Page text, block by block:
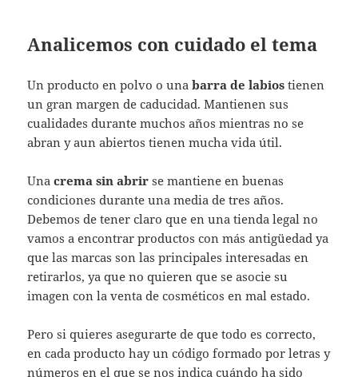
Analicemos con cuidado el tema
Un producto en polvo o unabarra de labios tienen
un gran margen de caducidad. Mantienen sus
cualidades durante muchos años mientras no se
abran y aun abiertos tienen mucha vida útil.
Unacrema sin abrir se mantiene en buenas
condiciones durante una media de tres años.
Debemos de tener claro que en una tienda legal no
vamos a encontrar productos con más antigüedad ya
que las marcas son las principales interesadas en
retirarlos, ya que no quieren que se asocie su
imagen con la venta de cosméticos en mal estado.
Pero si quieres asegurarte de que todo es correcto,
en cada producto hay un código formado por letras y
números en el que se nos indica cuándo ha sido